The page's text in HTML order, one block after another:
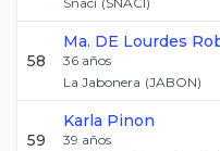
58
Ma. DE Lourdes
36 años
La Jabonera (JABON)
59
Karla Pinon
39 años